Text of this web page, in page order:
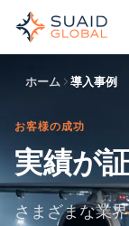
ホーム 導入事例
お客様の成功
実績が
さまざまな業